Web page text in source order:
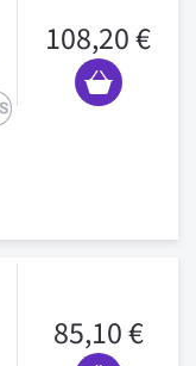
108,20 €
85,10 €